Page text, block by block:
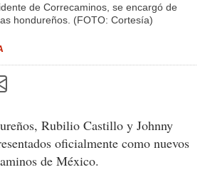
de Correcaminos, se encargó de
hondureños. (FOTO: Cortesía)
Rubilio Castillo y Johnny
oficialmente como nuevos
de México.